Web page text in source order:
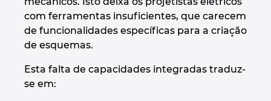
com ferramentas insuficientes, que carecem
de funcionalidades específicas para a criação
de esquemas.
Esta falta de capacidades integradas traduz-
se em:
Colombia
Croatia